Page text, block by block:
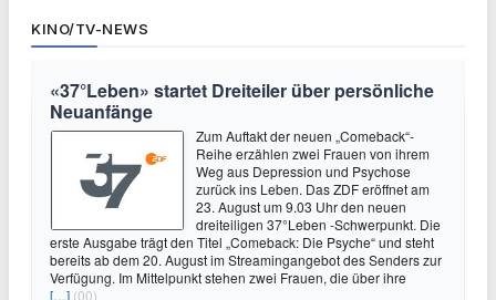
KINO/TV-NEWS
«37°Leben» startet Dreiteiler über persönliche
Neuanfänge
Zum Auftakt der neuen „Comeback“-
Reihe erzählen zwei Frauen von ihrem
Weg aus Depression und Psychose
zurück ins Leben. Das ZDF eröffnet am
23. August um 9.03 Uhr den neuen
dreiteiligen 37°Leben -Schwerpunkt. Die
erste Ausgabe trägt den Titel „Comeback: Die Psyche“ und steht
bereits ab dem 20. August im Streamingangebot des Senders zur
Verfügung. Im Mittelpunkt stehen zwei Frauen, die über ihre
[…] (00)